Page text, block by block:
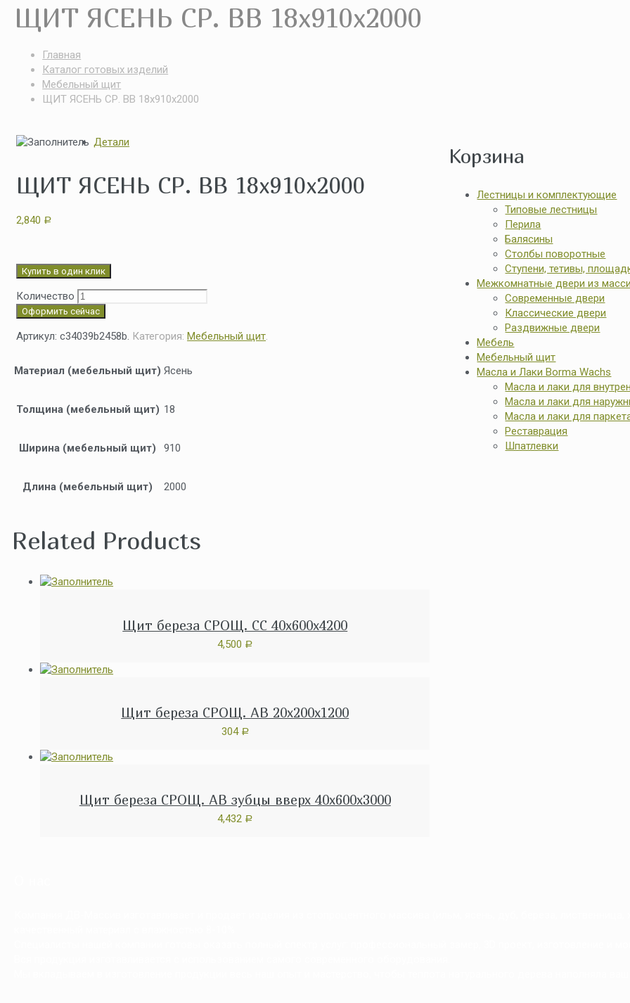
ЩИТ ЯСЕНЬ СР. ВВ 18x910x2000
Главная
Каталог готовых изделий
Мебельный щит
ЩИТ ЯСЕНЬ СР. ВВ 18x910x2000
ЩИТ ЯСЕНЬ СР. ВВ 18x910x2000
2,840 Р
Купить в один клик
Количество
Оформить сейчас
Артикул:c34039b2458b. Категория:Мебельный щит.
Детали
Материал (мебельный щит) Ясень
Толщина (мебельный щит) 18
Ширина (мебельный щит) 910
Длина (мебельный щит) 2000
Related Products
Щит береза СРОЩ. СС 40x600x4200
4,500 Р
Щит береза СРОЩ. АВ 20x200x1200
304 Р
Щит береза СРОЩ. АВ зубцы вверх 40x600x3000
4,432 Р
Корзина
Лестницы и комплектующие
Типовые лестницы
Перила
Балясины
Столбы поворотные
Ступени, тетивы,
Межкомнатные двери из
Современные двери
Классические двери
Раздвижные двери
Мебель
Мебельный щит
Масла и Лаки Borma Wachs
Масла и лаки для
Масла и лаки для
Масла и лаки для
Реставрация
Шпатлевки